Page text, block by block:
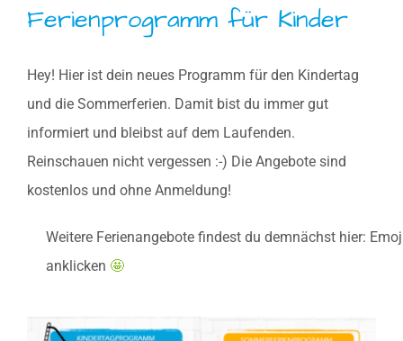
Ferienprogramm für Kinder
Hey! Hier ist dein neues Programm für den Kindertag
und die Sommerferien. Damit bist du immer gut
informiert und bleibst auf dem Laufenden.
Reinschauen nicht vergessen :-) Die Angebote sind
kostenlos und ohne Anmeldung!
Weitere Ferienangebote findest du demnächst hier:
anklicken 🤩